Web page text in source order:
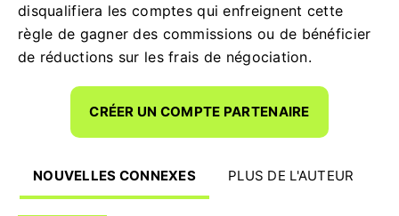
disqualifiera les comptes qui enfreignent cette
règle de gagner des commissions ou de bénéficier
de réductions sur les frais de négociation.
CRÉER UN COMPTE PARTENAIRE
NOUVELLES CONNEXES PLUS DE L'AUTEUR